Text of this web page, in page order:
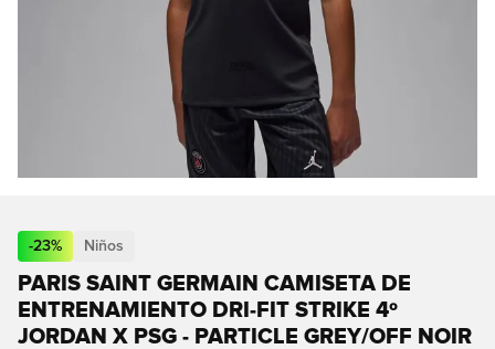
-23% Niños
PARIS SAINT GERMAIN CAMISETA DE
ENTRENAMIENTO DRI-FIT STRIKE 4º
JORDAN X PSG - PARTICLE GREY/OFF NOIR